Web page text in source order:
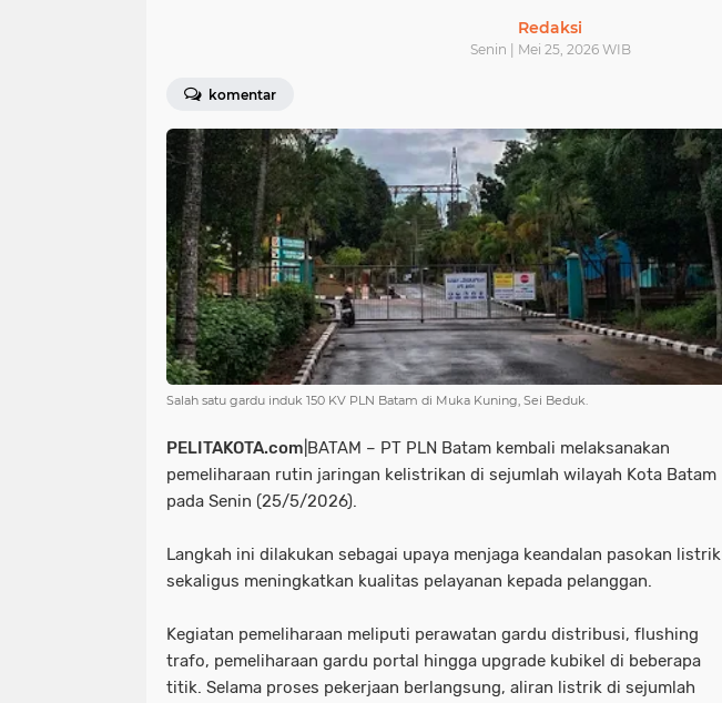
Redaksi
Senin | Mei 25, 2026 WIB
komentar
Salah satu gardu induk 150 KV PLN Batam di Muka Kuning, Sei Beduk.
PELITAKOTA.com |BATAM – PT PLN Batam kembali melaksanakan
pemeliharaan rutin jaringan kelistrikan di sejumlah wilayah Kota Batam
pada Senin (25/5/2026).
Langkah ini dilakukan sebagai upaya menjaga keandalan pasokan listrik
sekaligus meningkatkan kualitas pelayanan kepada pelanggan.
Kegiatan pemeliharaan meliputi perawatan gardu distribusi, flushing
trafo, pemeliharaan gardu portal hingga upgrade kubikel di beberapa
titik. Selama proses pekerjaan berlangsung, aliran listrik di sejumlah